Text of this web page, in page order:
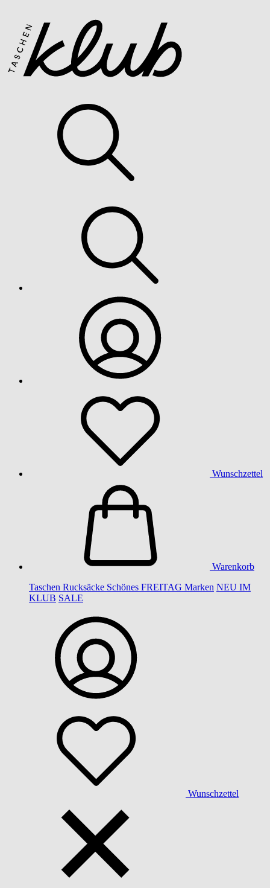
Wunschzettel
Warenkorb
Taschen Rucksäcke Schönes FREITAG Marken NEU IM
KLUB SALE
Wunschzettel